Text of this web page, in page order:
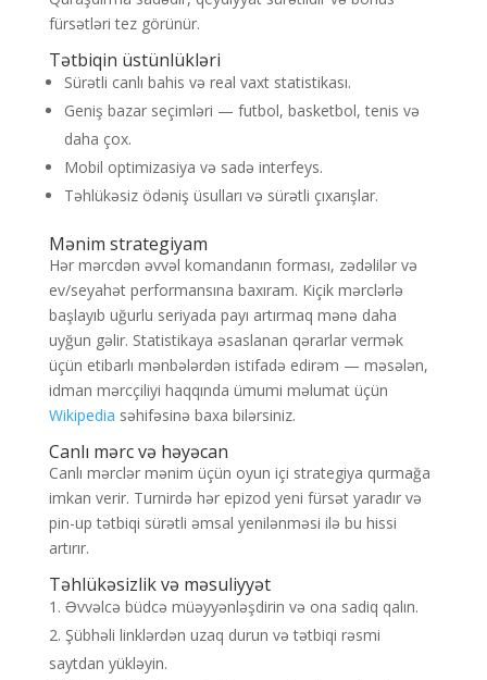
fürsətləri tez görünür.
Tətbiqin üstünlükləri
Sürətli canlı bahis və real vaxt statistikası.
Geniş bazar seçimləri — futbol, basketbol, tenis və
daha çox.
Mobil optimizasiya və sadə interfeys.
Təhlükəsiz ödəniş üsulları və sürətli çıxarışlar.
Mənim strategiyam
Hər mərcdən əvvəl komandanın forması, zədəlilər və
ev/seyahət performansına baxıram. Kiçik mərclərlə
başlayıb uğurlu seriyada payı artırmaq mənə daha
uyğun gəlir. Statistikaya əsaslanan qərarlar vermək
üçün etibarlı mənbələrdən istifadə edirəm — məsələn,
idman mərcçiliyi haqqında ümumi məlumat üçün
Wikipedia səhifəsinə baxa bilərsiniz.
Canlı mərc və həyəcan
Canlı mərclər mənim üçün oyun içi strategiya qurmağa
imkan verir. Turnirdə hər epizod yeni fürsət yaradır və
pin-up tətbiqi sürətli əmsal yenilənməsi ilə bu hissi
artırır.
Təhlükəsizlik və məsuliyyət
Əvvəlcə büdcə müəyyənləşdirin və ona sadiq qalın.
Şübhəli linklərdən uzaq durun və tətbiqi rəsmi
saytdan yükləyin.